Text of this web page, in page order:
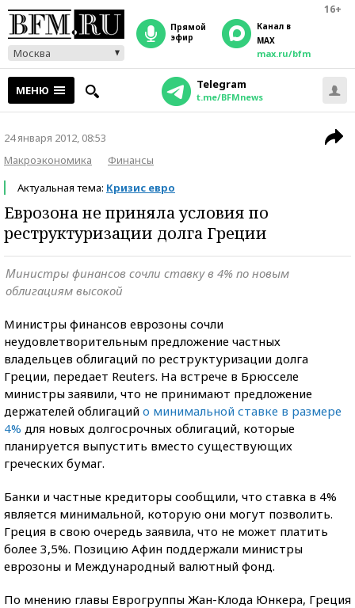
16+
Москва
прямой
эфир
Канал в
MAX
max.ru/bfm
МЕНЮ Telegram
t.me/BFMnews
24 января 2012, 08:53
Макроэкономика
Финансы
Актуальная тема: Кризис евро
Еврозона не приняла условия по
реструктуризации долга Греции
Министры финансов сочли ставку в 4% по новым
облигациям высокой
Министры финансов еврозоны сочли
неудовлетворительным предложение частных
владельцев облигаций по реструктуризации долга
Греции, передает Reuters. На встрече в Брюсселе
министры заявили, что не принимают предложение
держателей облигаций о минимальной ставке в размере
4% для новых долгосрочных облигаций, которые
планируется выпустить вместо существующих
греческих бумаг.
Банки и частные кредиторы сообщили, что ставка в 4%
является минимальной, которую они могут позволить.
Греция в свою очередь заявила, что не может платить
более 3,5%. Позицию Афин поддержали министры
еврозоны и Международный валютный фонд.
По мнению главы Еврогруппы Жан-Клода Юнкера, Греция